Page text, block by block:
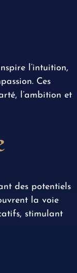
l’intuition,
Ces
l’ambition et
des potentiels
la voie
stimulant